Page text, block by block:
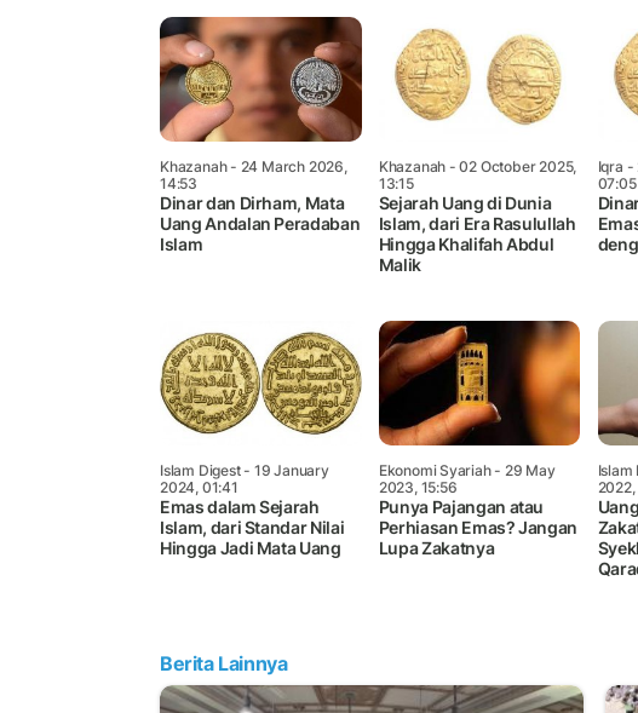
Khazanah- 24 March 2026,
14:53
Dinar dan Dirham, Mata
Uang Andalan Peradaban
Islam
Khazanah - 02 October 2025,
13:15
Sejarah Uang di Dunia
Islam, dari Era Rasulullah
Hingga Khalifah Abdul
Malik
Iqra -
07:05
Islam Digest- 19 January
2024, 01:41
Emas dalam Sejarah
Islam, dari Standar Nilai
Hingga Jadi Mata Uang
Ekonomi Syariah- 29 May
2023, 15:56
Punya Pajangan atau
Perhiasan Emas? Jangan
Lupa Zakatnya
Islam
Berita Lainnya